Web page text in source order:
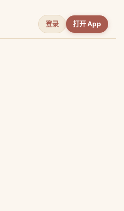
登录 打开 App